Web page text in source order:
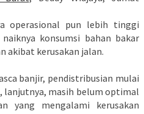
operasional pun lebih tinggi
konsumsi bahan bakar
akibat kerusakan jalan.
banjir, pendistribusian mulai
lanjutnya, masih belum optimal
yang mengalami kerusakan